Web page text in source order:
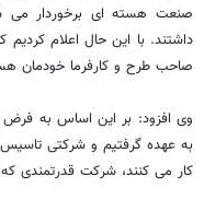
صنعت هسته ای برخوردار می
داشتند. با این حال اعلام
صاحب طرح و کارفرما خودمان
وی افزود: بر این اساس به فرض
کار می کنند، شرکت قدرتمندی